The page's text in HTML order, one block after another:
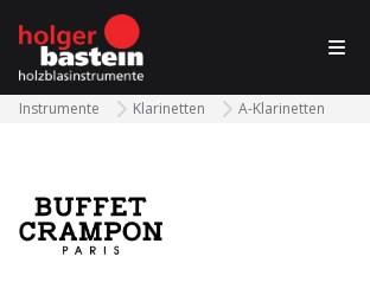
bastein
Instrumente Klarinetten A-Klarinetten